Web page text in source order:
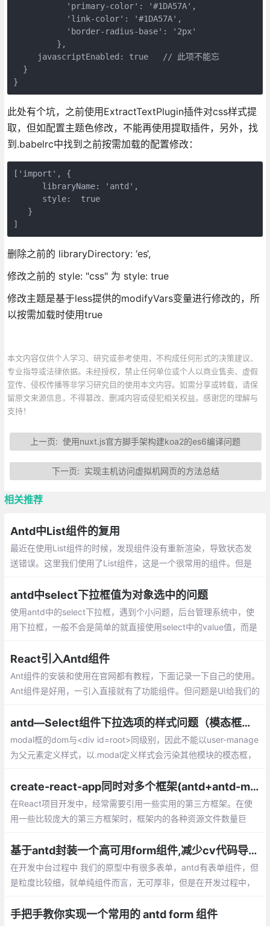
           'primary-color': '#1DA57A',
           'link-color': '#1DA57A',
           'border-radius-base': '2px'
         },
     javascriptEnabled: true   // 此项不能忘
  }
}
此处有个坑，之前使用ExtractTextPlugin插件对css样式提
取，但如配置主题色修改，不能再使用提取插件，另外，找
到.babelrc中找到之前按需加载的配置修改：
['import', {
      libraryName: 'antd',
      style:  true
   }
]
删除之前的 libraryDirectory: ‘es‘,
修改之前的 style: "css" 为 style: true
修改主题是基于less提供的modifyVars变量进行修改的，所
以按需加载时使用true
本文内容仅供个人学习、研究或参考使用，不构成任何形式的决策建议、
专业指导或法律依据。未经授权，禁止任何单位或个人以商业售卖、虚假
宣传、侵权传播等非学习研究目的使用本文内容。如需分享或转载，请保
留原文来源信息，不得篡改、删减内容或侵犯相关权益。感谢您的理解与
支持！
上一页:使用nuxt.js官方脚手架构建koa2的es6编译问题
下一页: 实现主机访问虚拟机网页的方法总结
相关推荐
Antd中List组件的复用
最近在使用List组件的时候，发现组件没有重新渲染，导致状态发
送错误。这里我们使用了List组件，这是一个很常用的组件。但是
antd中select下拉框值为对象选中的问题
使用antd中的select下拉框，遇到个小问题，后台管理系统中，使
用下拉框，一般不会是简单的就直接使用select中的value值，而是
lue值也是可能重复的
React引入Antd组件
Ant组件的安装和使用在官网都有教程，下面记录一下自己的使用。
Ant组件是好用，一引入直接就有了功能组件。但问题是UI给我们的
antd—Select组件下拉选项的样式问题（模态框类似）
modal框的dom与<div id=root>同级别，因此不能以user-manage
为父元素定义样式，以.modal定义样式会污染其他模块的模态框，
create-react-app同时对多个框架(antd+antd-mobile)做按需加载的方法
在React项目开发中，经常需要引用一些实用的第三方框架。在使
用一些比较庞大的第三方框架时，框架内的各种资源文件数量巨
基于antd封装一个高可用form组件,减少cv代码导致的bug
在开发中台过程中 我们的原型中有很多表单，antd有表单组件，但
是粒度比较细，就单纯组件而言，无可厚非，但是在开发过程中，
te比较多，所以可以加以封装
手把手教你实现一个常用的 antd form 组件